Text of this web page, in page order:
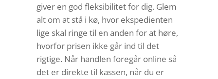
giver en god fleksibilitet for dig. Glem
alt om at stå i kø, hvor ekspedienten
lige skal ringe til en anden for at høre,
hvorfor prisen ikke går ind til det
rigtige. Når handlen foregår online så
det er direkte til kassen, når du er